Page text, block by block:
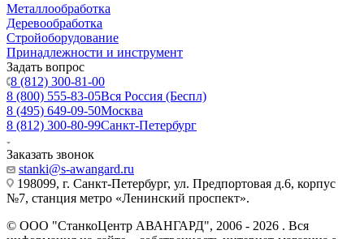
Металлообработка
Деревообработка
Стройоборудование
Принадлежности и инструмент
Задать вопрос
8 (812) 300-81-00
8 (800) 555-83-05Вся Россия (Беспл)
8 (495) 649-09-50Москва
8 (812) 300-80-99Санкт-Петербург
Заказать звонок
stanki@s-awangard.ru
198099, г. Санкт-Петербург, ул. Предпортовая д.6, корпус
№7, станция метро «Ленинский проспект».
© ООО "СтанкоЦентр АВАНГАРД", 2006 - 2026 . Вся